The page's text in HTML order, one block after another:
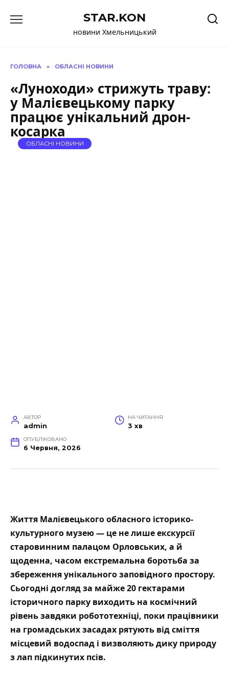
до
STAR.KON
новини Хмельницький
ГОЛОВНА » ОБЛАСНІ НОВИНИ
«Луноходи» стрижуть траву:
у Малієвецькому парку
працює унікальний дрон-
косарка
ОБЛАСНІ НОВИНИ
АВТОР
admin
НА ЧИТАННЯ
3 хв
ОПУБЛІКОВАНО
6 Червня, 2026
Життя Малієвецького обласного історико-
культурного музею — це не лишеекскурсії
старовинним палацом Орловських, а й
щоденна, часом екстремальна боротьба за
збереження унікального заповідного простору.
Сьогодні догляд за майже 20 гектарами
історичного парку виходить на космічний
рівень завдяки робототехніці, поки працівники
на громадських засадах рятують від сміття
місцевий водоспад і визволяють дику природу
з лап підкинутих псів.